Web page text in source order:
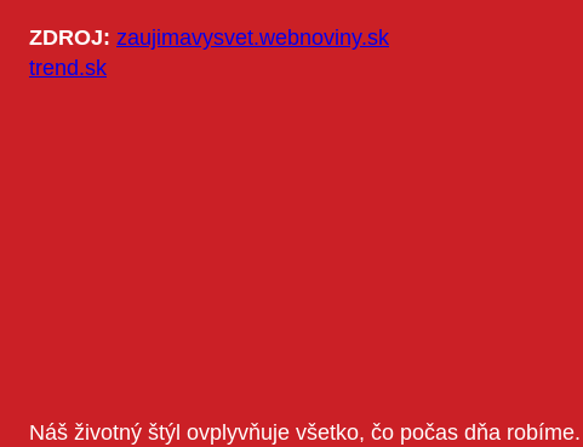
ZDROJ: zaujimavysvet.webnoviny.sk
trend.sk
Náš životný štýl ovplyvňuje všetko, čo počas dňa